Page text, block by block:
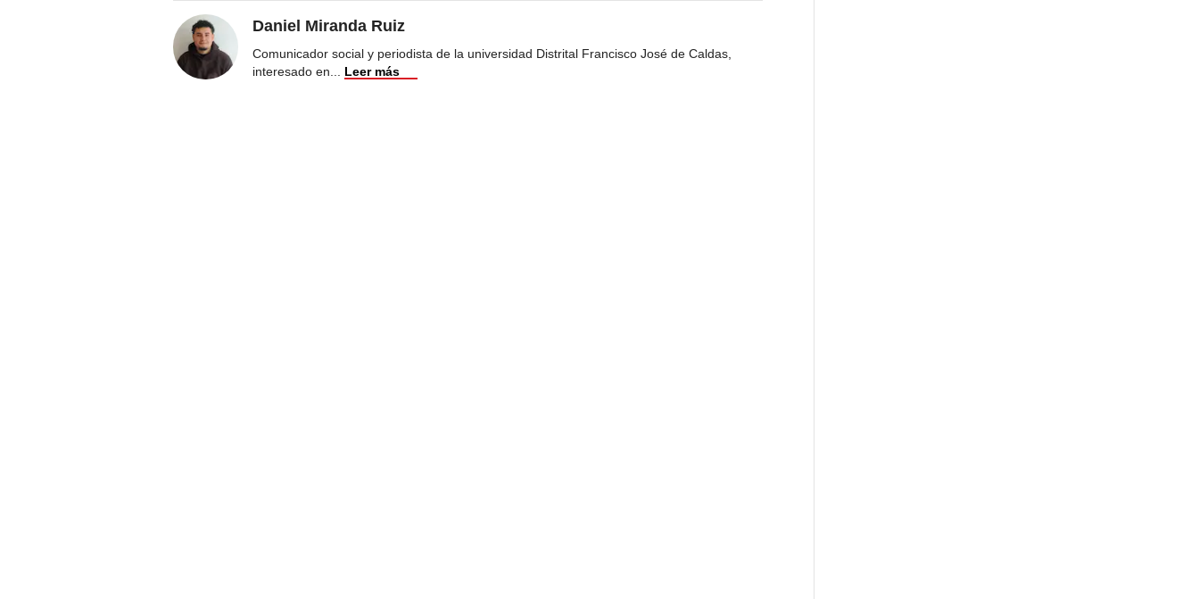
Daniel Miranda Ruiz
Comunicador social y periodista de la universidad Distrital Francisco José de Caldas,
interesado en
Leer más